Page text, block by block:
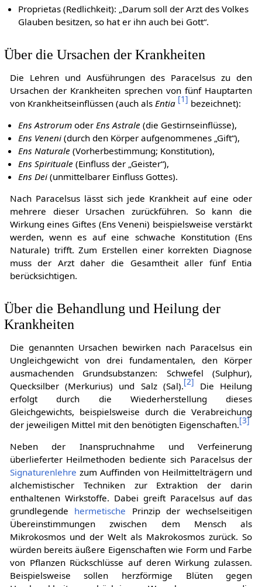
Proprietas (Redlichkeit): „Darum soll der Arzt des Volkes
Glauben besitzen, so hat er ihn auch bei Gott“.
Über die Ursachen der Krankheiten
Die Lehren und Ausführungen des Paracelsus zu den
Ursachen der Krankheiten sprechen von fünf Hauptarten
von Krankheitseinflüssen (auch als Entia [1] bezeichnet):
Ens Astrorum oderEns Astrale (die Gestirnseinflüsse),
Ens Veneni (durch den Körper aufgenommenes „Gift“),
Ens Naturale (Vorherbestimmung; Konstitution),
Ens Spirituale (Einfluss der „Geister“),
Ens Dei (unmittelbarer Einfluss Gottes).
Nach Paracelsus lässt sich jede Krankheit auf eine oder
mehrere dieser Ursachen zurückführen. So kann die
Wirkung eines Giftes (Ens Veneni) beispielsweise verstärkt
werden, wenn es auf eine schwache Konstitution (Ens
Naturale) trifft. Zum Erstellen einer korrekten Diagnose
muss der Arzt daher die Gesamtheit aller fünf Entia
berücksichtigen.
Über die Behandlung und Heilung der
Krankheiten
Die genannten Ursachen bewirken nach Paracelsus ein
Ungleichgewicht von drei fundamentalen, den Körper
ausmachenden Grundsubstanzen: Schwefel (Sulphur),
Quecksilber (Merkurius) und Salz (Sal).[2] Die Heilung
erfolgt durch die Wiederherstellung dieses
Gleichgewichts, beispielsweise durch die Verabreichung
der jeweiligen Mittel mit den benötigten Eigenschaften.[3]
Neben der Inanspruchnahme und Verfeinerung
überlieferter Heilmethoden bediente sich Paracelsus der
Signaturenlehre zum Auffinden von Heilmittelträgern und
alchemistischer Techniken zur Extraktion der darin
enthaltenen Wirkstoffe. Dabei greift Paracelsus auf das
grundlegende hermetische Prinzip der wechselseitigen
Übereinstimmungen zwischen dem Mensch als
Mikrokosmos und der Welt als Makrokosmos zurück. So
würden bereits äußere Eigenschaften wie Form und Farbe
von Pflanzen Rückschlüsse auf deren Wirkung zulassen.
Beispielsweise sollen herzförmige Blüten gegen